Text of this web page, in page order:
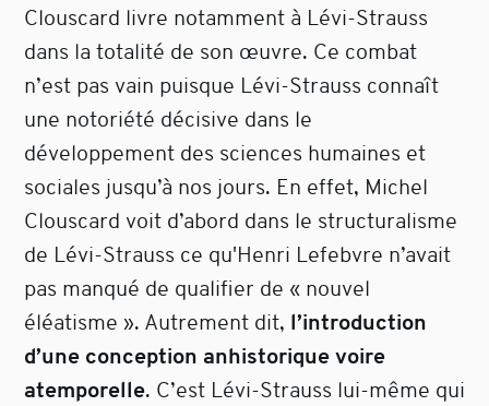
Clouscard livre notamment à Lévi-Strauss
dans la totalité de son œuvre. Ce combat
n’est pas vain puisque Lévi-Strauss connaît
une notoriété décisive dans le
développement des sciences humaines et
sociales jusqu’à nos jours. En effet, Michel
Clouscard voit d’abord dans le structuralisme
de Lévi-Strauss ce qu'Henri Lefebvre n’avait
pas manqué de qualifier de « nouvel
éléatisme ». Autrement dit, l’introduction
d’une conception anhistorique voire
atemporelle. C’est Lévi-Strauss lui-même qui